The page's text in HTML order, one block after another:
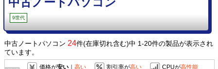
9世代
中古ノートパソコン 24件(在庫切れ含む)中 1-20件の製品が表示され
ています。
価格が安い｜ 高い 割引率が高い CPUが高性能